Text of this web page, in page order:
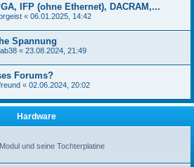
IFP (ohne Ethernet), DACRAM,...
« 06.01.2025, 14:42
Spannung
« 23.08.2024, 21:49
Forums?
« 02.06.2024, 20:02
Hardware
und seine Tochterplatine